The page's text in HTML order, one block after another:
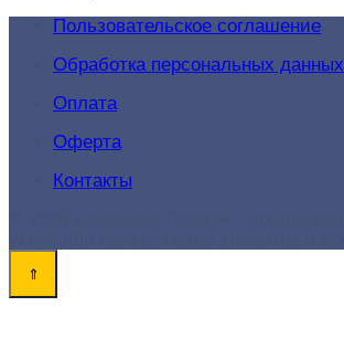
Пользовательское соглашение
Обработка персональных данных
Оплата
Оферта
Контакты